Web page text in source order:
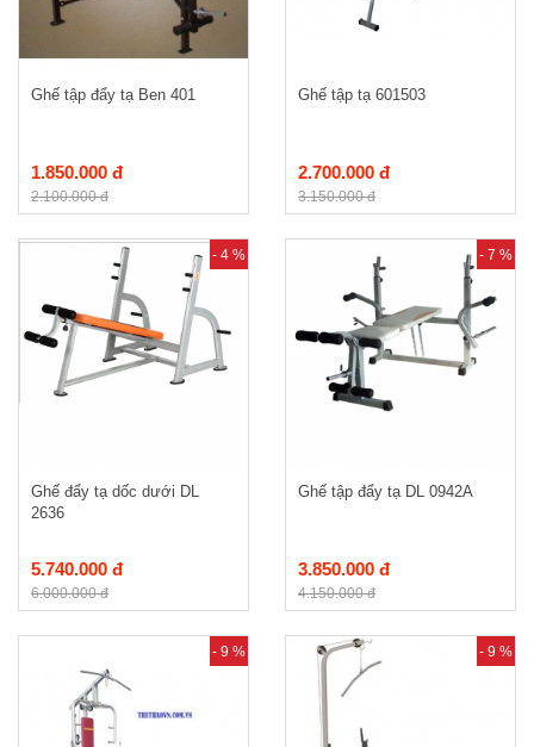
Ghế tập đẩy tạ Ben 401
1.850.000 đ
2.100.000 đ
Ghế tập tạ 601503
2.700.000 đ
3.150.000 đ
- 4 %
Ghế đẩy tạ dốc dưới DL
2636
5.740.000 đ
6.000.000 đ
- 7 %
Ghế tập đẩy tạ DL 0942A
3.850.000 đ
4.150.000 đ
- 9 % - 9 %